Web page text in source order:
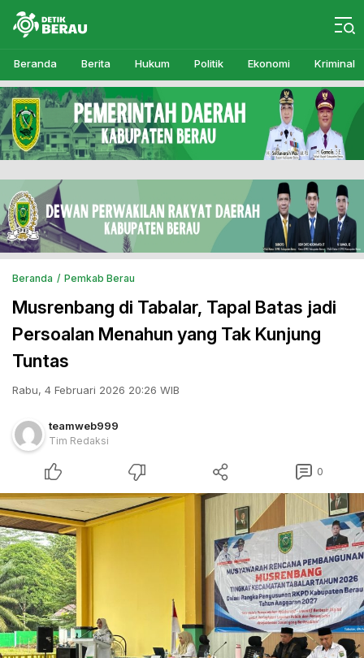
Detikberau.com
Media Diskusi Rakyat
Beranda Berita Hukum Politik Ekonomi Kriminal
Beranda Pemkab Berau
Musrenbang di Tabalar, Tapal Batas jadi
Persoalan Menahun yang Tak Kunjung
Tuntas
Rabu, 4 Februari 2026 20:26 WIB
teamweb999
Tim Redaksi
0